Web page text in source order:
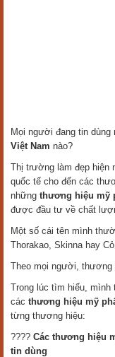
Mọi người đang tin dùng
Việt Nam nào?
Thị trường làm đẹp hiện
quốc tế cho đến các
những thương hiệu mỹ
được đầu tư về chất
Một số cái tên mình
Thorakao, Skinna hay
Theo mọi người, thương
Trong lúc tìm hiểu,
các thương hiệu mỹ
từng thương hiệu:
???? Các thương hiệu
tin dùng